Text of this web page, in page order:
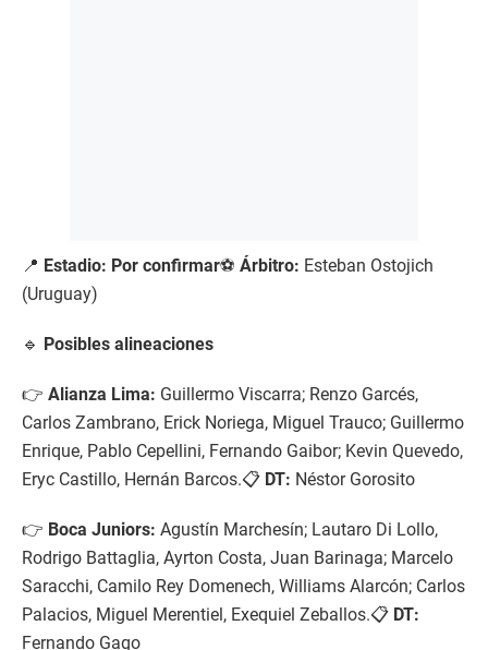
📍 Estadio: Por confirmar⚽ Árbitro: Esteban Ostojich
(Uruguay)
🔹 Posibles alineaciones
👉 Alianza Lima: Guillermo Viscarra; Renzo Garcés,
Carlos Zambrano, Erick Noriega, Miguel Trauco; Guillermo
Enrique, Pablo Cepellini, Fernando Gaibor; Kevin Quevedo,
Eryc Castillo, Hernán Barcos.📋 DT: Néstor Gorosito
👉 Boca Juniors: Agustín Marchesín; Lautaro Di Lollo,
Rodrigo Battaglia, Ayrton Costa, Juan Barinaga; Marcelo
Saracchi, Camilo Rey Domenech, Williams Alarcón; Carlos
Palacios, Miguel Merentiel, Exequiel Zeballos.📋 DT:
Fernando Gago